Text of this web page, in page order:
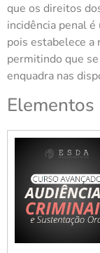
que os direitos
incidência penal
pois estabelece a
permitindo que
enquadra nas